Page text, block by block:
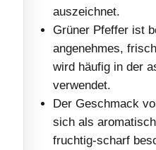
auszeichnet.
Grüner Pfeffer ist
angenehmes,
wird häufig in der
verwendet.
Der Geschmack
sich als
fruchtig-scharf